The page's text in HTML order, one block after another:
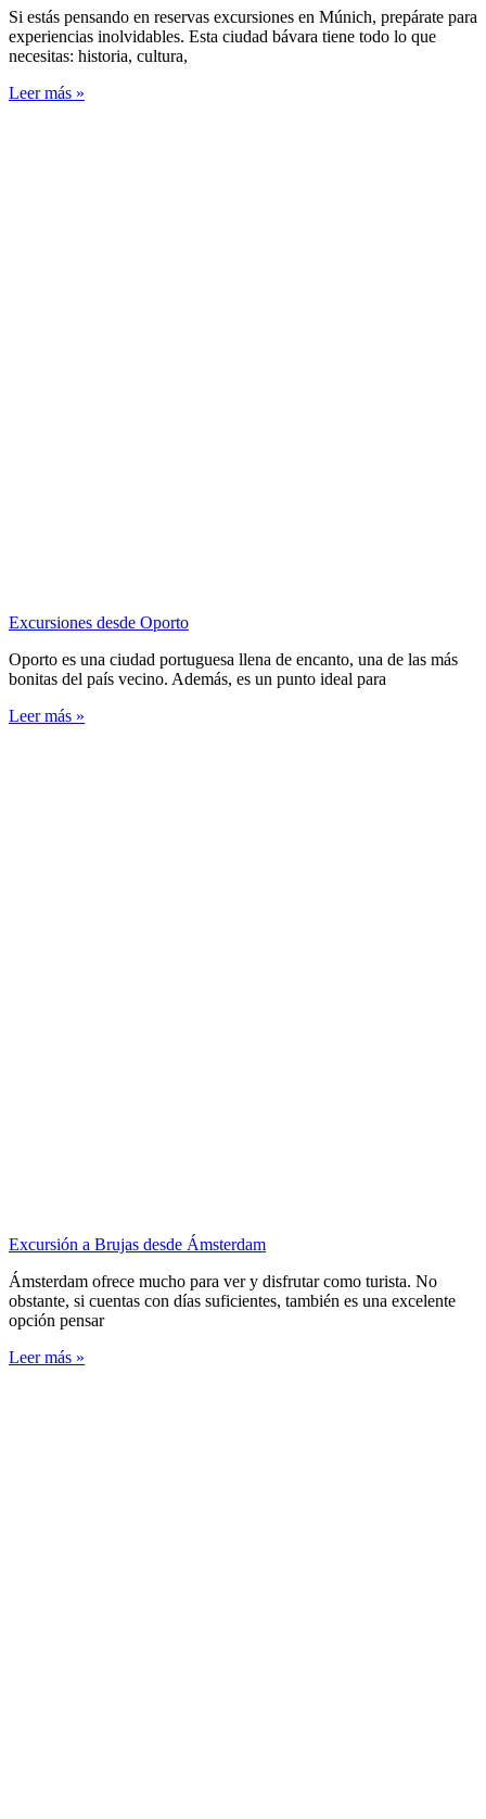
Si estás pensando en reservas excursiones en Múnich, prepárate para
experiencias inolvidables. Esta ciudad bávara tiene todo lo que
necesitas: historia, cultura,
Leer más »
Excursiones desde Oporto
Oporto es una ciudad portuguesa llena de encanto, una de las más
bonitas del país vecino. Además, es un punto ideal para
Leer más »
Excursión a Brujas desde Ámsterdam
Ámsterdam ofrece mucho para ver y disfrutar como turista. No
obstante, si cuentas con días suficientes, también es una excelente
opción pensar
Leer más »